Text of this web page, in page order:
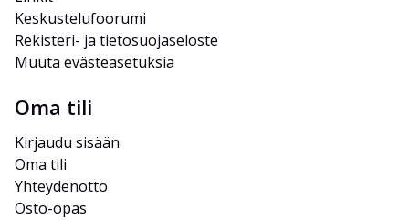
Keskustelufoorumi
Rekisteri- ja tietosuojaseloste
Muuta evästeasetuksia
Oma tili
Kirjaudu sisään
Oma tili
Yhteydenotto
Osto-opas